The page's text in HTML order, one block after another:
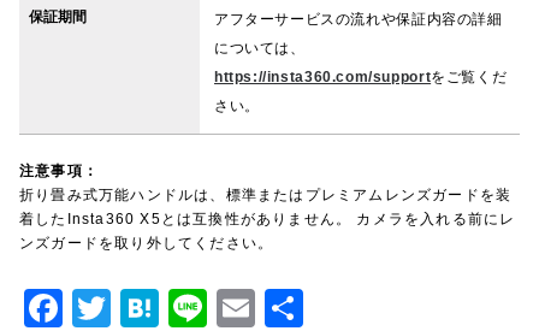
保証期間
アフターサービスの流れや保証内容の詳細
については、
https://insta360.com/supportをご覧くだ
さい。
注意事項：
折り畳み式万能ハンドルは、標準またはプレミアムレンズガードを装
着したInsta360 X5とは互換性がありません。 カメラを入れる前にレ
ンズガードを取り外してください。
F
T
H
Li
E